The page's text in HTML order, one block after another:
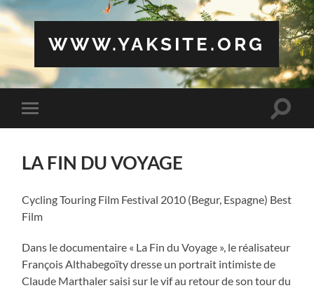
WWW.YAKSITE.ORG
Toggle
mobile
Toggle
LA FIN DU VOYAGE
Cycling Touring Film Festival 2010 (Begur, Espagne) Best
Film
Dans le documentaire « La Fin du Voyage », le réalisateur
François Althabegoïty dresse un portrait intimiste de
Claude Marthaler saisi sur le vif au retour de son tour du